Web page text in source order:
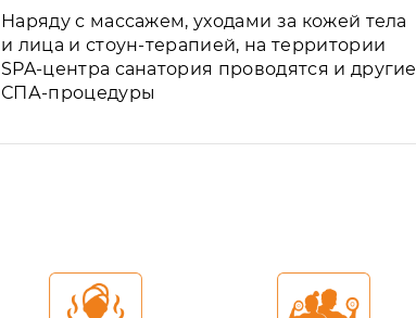
Наряду с массажем, уходами за кожей тела
и лица и стоун-терапией, на территории
SPA-центра санатория проводятся и другие
СПА-процедуры